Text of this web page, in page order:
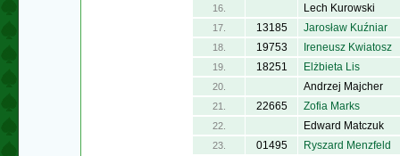
16. Lech Kurowski
17. 13185 Jarosław Kuźniar
18. 19753 Ireneusz Kwiatosz
19. 18251 Elżbieta Lis
20. Andrzej Majcher
21. 22665 Zofia Marks
22. Edward Matczuk
23. 01495 Ryszard Menzfeld